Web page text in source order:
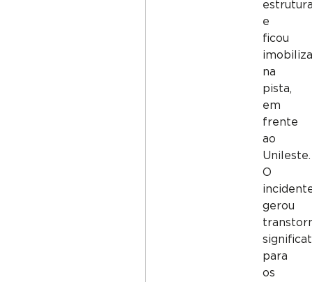
e
ficou
na
pista,
em
frente
ao
Unileste.
O
gerou
para
os